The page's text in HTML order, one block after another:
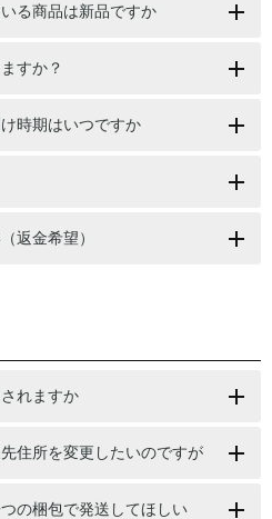
る商品は新品ですか
すか？
時期はいつですか
返金希望）
れますか
住所を変更したいのですが
の梱包で発送してほしい